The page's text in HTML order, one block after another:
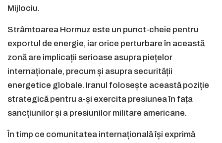
Mijlociu.
Strâmtoarea Hormuz este un punct-cheie pentru
exportul de energie, iar orice perturbare în această
zonă are implicații serioase asupra piețelor
internaționale, precum și asupra securității
energetice globale. Iranul folosește această poziție
strategică pentru a-și exercita presiunea în fața
sancțiunilor și a presiunilor militare americane.
În timp ce comunitatea internațională își exprimă